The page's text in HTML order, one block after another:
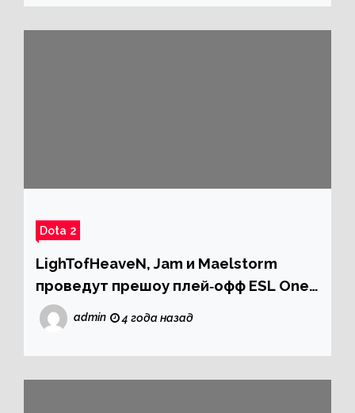
Dota 2
LighTofHeaveN, Jam и Maelstorm
проведут прешоу плей‑офф ESL One
Stockholm Dota Major 2022
admin 4 года назад